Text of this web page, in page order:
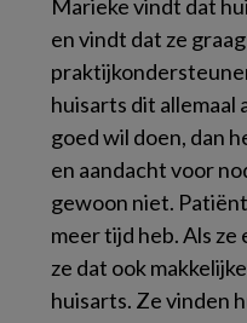
Marieke vindt dat
en vindt dat ze
huisarts dit allemaal
goed wil doen, dan
en aandacht voor
gewoon niet.
meer tijd heb. Als
ze dat ook
huisarts. Ze vinden